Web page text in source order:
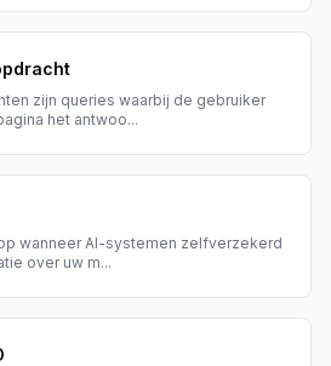
zijn queries waarbij de gebruiker
het antwoo...
wanneer AI-systemen zelfverzekerd
over uw m...